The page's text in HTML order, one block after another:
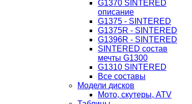
G1370 SINTERED
описание
G1375 - SINTERED
G1375R - SINTERED
G1396R - SINTERED
SINTERED состав
мечты G1300
G1310 SINTERED
Все составы
Модели дисков
Мото, скутеры, ATV